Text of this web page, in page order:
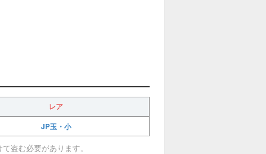
レア
JP玉・小
盗む必要があります。